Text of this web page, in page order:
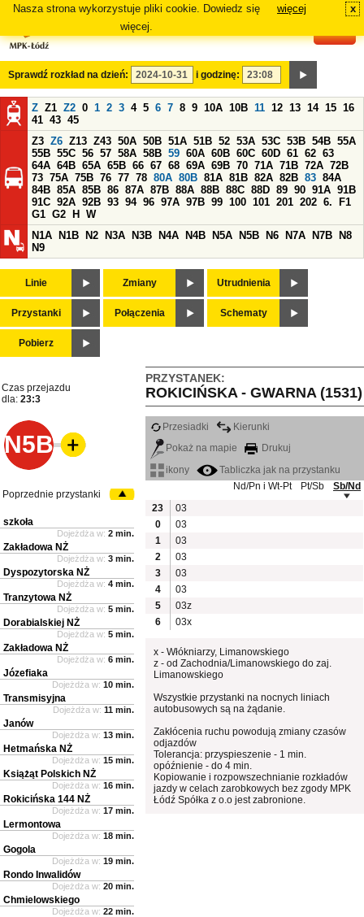
Nasza strona wykorzystuje pliki cookie. Dowiedz się
więcej.
więcej x
Sprawdź rozkład na dzień: i godzinę:
Z Z1 Z2 0 1 2 3 4 5 6 7 8 9 10A 10B 11 12 13 14 15 16
41 43 45
Z3 Z6 Z13 Z43 50A 50B 51A 51B 52 53A 53C 53B 54B 55A
55B 55C 56 57 58A 58B 59 60A 60B 60C 60D 61 62 63
64A 64B 65A 65B 66 67 68 69A 69B 70 71A 71B 72A 72B
73 75A 75B 76 77 78 80A 80B 81A 81B 82A 82B 83 84A
84B 85A 85B 86 87A 87B 88A 88B 88C 88D 89 90 91A 91B
91C 92A 92B 93 94 96 97A 97B 99 100 101 201 202 6.
F1
G1 G2 H
W
N1A
N1B N2 N3A N3B N4A N4B N5A N5B N6 N7A N7B
N8
N9
Linie Zmiany Utrudnienia
Przystanki Połączenia Schematy
Pobierz
PRZYSTANEK:
ROKICIŃSKA - GWARNA (1531)
Czas przejazdu
dla: 23:3
N5B
Przesiadki
Kierunki
Pokaż na mapie
Drukuj
ikony
Tabliczka jak na przystanku
Nd/Pn i Wt-Pt
Pt/Sb
Sb/Nd
23
03
0
03
1
03
2
03
3
03
4
03
5
03z
6
03x
x - Włókniarzy, Limanowskiego
z - od Zachodnia/Limanowskiego do zaj.
Limanowskiego
Wszystkie przystanki na nocnych liniach
autobusowych są na żądanie.
Zakłócenia ruchu powodują zmiany czasów
odjazdów
Tolerancja: przyspieszenie - 1 min.
opóźnienie - do 4 min.
Kopiowanie i rozpowszechnianie rozkładów
jazdy w celach zarobkowych bez zgody MPK
Łódź Spółka z o.o jest zabronione.
Poprzednie przystanki
szkoła
Dojeżdża w: 2 min.
Zakładowa NŻ
Dojeżdża w: 3 min.
Dyspozytorska NŻ
Dojeżdża w: 4 min.
Tranzytowa NŻ
Dojeżdża w: 5 min.
Dorabialskiej NŻ
Dojeżdża w: 5 min.
Zakładowa NŻ
Dojeżdża w: 6 min.
Józefiaka
Dojeżdża w: 10 min.
Transmisyjna
Dojeżdża w: 11 min.
Janów
Dojeżdża w: 13 min.
Hetmańska NŻ
Dojeżdża w: 15 min.
Książąt Polskich NŻ
Dojeżdża w: 16 min.
Rokicińska 144 NŻ
Dojeżdża w: 17 min.
Lermontowa
Dojeżdża w: 18 min.
Gogola
Dojeżdża w: 19 min.
Rondo Inwalidów
Dojeżdża w: 20 min.
Chmielowskiego
Dojeżdża w: 22 min.